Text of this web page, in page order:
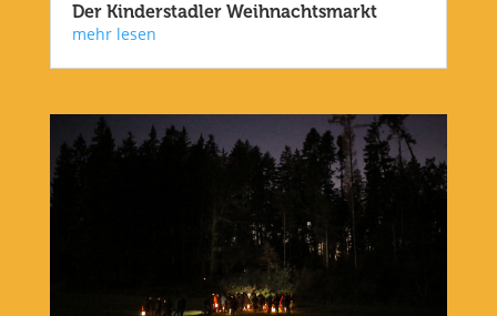
Der Kinderstadler Weihnachtsmarkt
mehr lesen